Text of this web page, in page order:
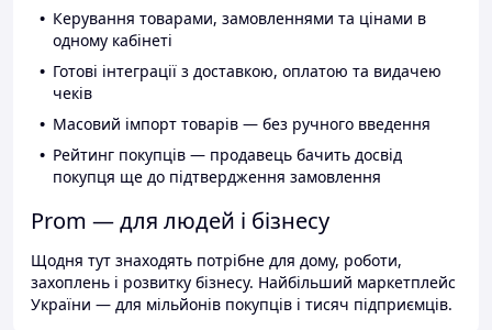
Керування товарами, замовленнями та цінами в
одному кабінеті
Готові інтеграції з доставкою, оплатою та видачею
чеків
Масовий імпорт товарів — без ручного введення
Рейтинг покупців — продавець бачить досвід
покупця ще до підтвердження замовлення
Prom — для людей і бізнесу
Щодня тут знаходять потрібне для дому, роботи,
захоплень і розвитку бізнесу. Найбільший маркетплейс
України — для мільйонів покупців і тисяч підприємців.